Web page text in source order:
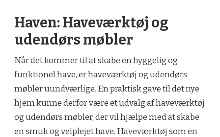
Haven: Haveværktøj og
udendørs møbler
Når det kommer til at skabe en hyggelig og
funktionel have, er haveværktøj og udendørs
møbler uundværlige. En praktisk gave til det nye
hjem kunne derfor være et udvalg af haveværktøj
og udendørs møbler, der vil hjælpe med at skabe
en smuk og velplejet have. Haveværktøj som en